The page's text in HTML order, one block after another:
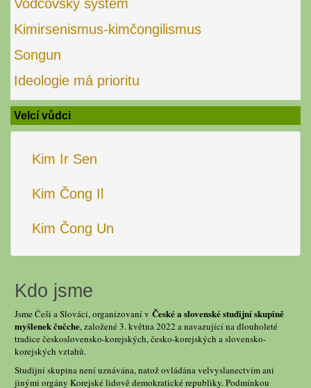
Vodcovský systém
Kimirsenismus-kimčongilismus
Songun
Ideologie má prioritu
Velcí vůdci
Kim Ir Sen
Kim Čong Il
Kim Čong Un
Kdo jsme
Jsme Češi a Slováci, organizovaní v České a slovenské studijní skupině
myšlenek čučche, založené 3. května 2022 a navazující na dlouholeté
tradice československo-korejských, česko-korejských a slovensko-
korejských vztahů.
Studijní skupina není uznávána, natož ovládána velvyslanectvím ani
jinými orgány Korejské lidově demokratické republiky. Podmínkou